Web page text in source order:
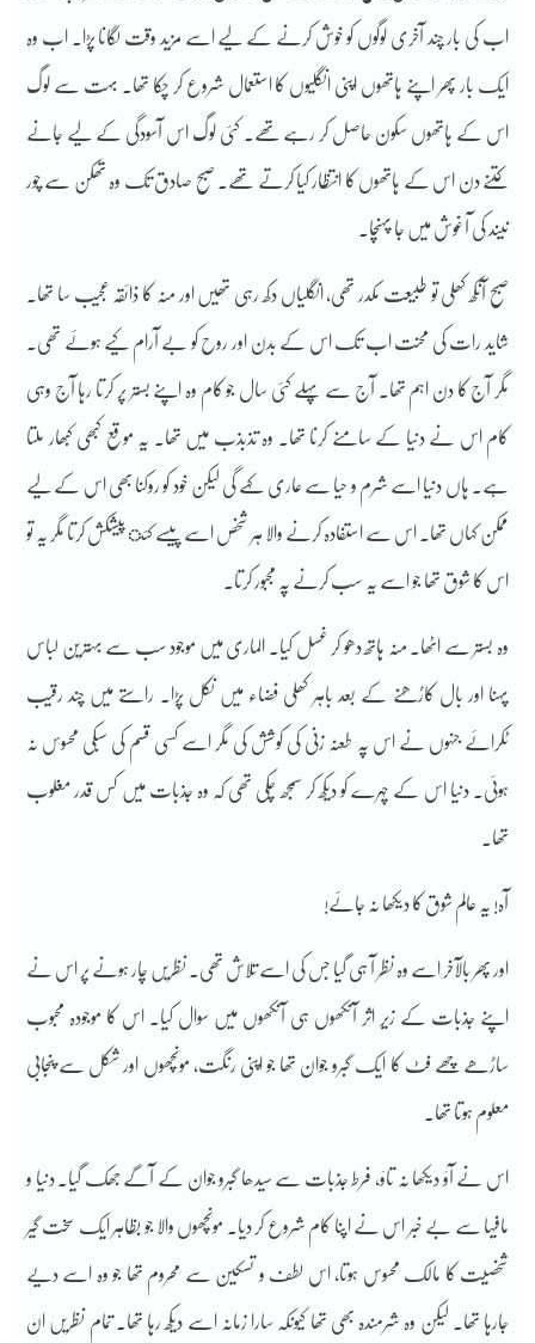
اب کی بار چند آخری لوگوں کو خوش کرنے کے لیے اسے مزید وقت لگانا پڑا۔ اب وہ
ایک بار پھر اپنے ہاتھوں اپنی انگلیوں کا استعمال شروع کر چکا تھا۔ بہت سے لوگ
اس کے ہاتھوں سکون حاصل کر رہے تھے۔ کئی لوگ اس آسودگی کے لیے جانے
کتنے دن اس کے ہاتھوں کا انتظار کیا کرتے تھے۔ صبح صادق تک وہ تھکن سے چور
نیند کی آغوش میں جا پہنچا۔
صبح آنکھ کھلی تو طبیعت مکدر تھی، انگلیاں دکھ رہی تھیں اور منہ کا ذائقہ عجیب سا تھا۔
شاید رات کی محنت اب تک اس کے بدن اور روح کو بے آرام کیے ہوئے تھی۔
مگر آج کا دن اہم تھا۔ آج سے پہلے کئی سال جو کام وہ اپنے بستر پر کرتا رہا آج وہی
کام اس نے دنیا کے سامنے کرنا تھا۔ وہ تذبذب میں تھا۔ یہ موقع کبھی کبھار ملتا
ہے۔ ہاں دنیا اسے شرم و حیا سے عاری کہے گی لیکن خود کو روکنا بھی اس کے لیے
ممکن کہاں تھا۔ اس سے استفادہ کرنے والا ہر شخص اسے پیسے کئ پیشکش کرتا مگر یہ تو
اس کا شوق تھا جو اسے یہ سب کرنے پہ مجبور کرتا۔
وہ بستر سے اٹھا۔ منہ ہاتھ دھو کر غسل کیا۔ الماری میں موجود سب سے بہترین لباس
پہنا اور بال کاڑھنے کے بعد باہر کھلی فضاء میں نکل پڑا۔ راستے میں چند رقیب
ٹکرائے جنہوں نے اس پہ طعنہ زنی کی کوشش کی مگر اسے کسی قسم کی سبکی محسوس نہ
ہوئی۔ دنیا اس کے چہرے کو دیکھ کر سمجھ چکی تھی کہ وہ جذبات میں کس قدر مغلوب
تھا۔
آہ! یہ عالم شوق کا دیکھا نہ جائے!
اور پھر بالآخر اسے وہ نظر آ ہی گیا جس کی اسے تلاش تھی۔ نظریں چار ہونے پر اس نے
اپنے جذبات کے زیر اثر آنکھوں ہی آنکھوں میں سوال کیا۔ اس کا موجودہ محبوب
ساڑھے چھے فٹ کا ایک گبرو جوان تھا جو اپنی رنگت، مونچھوں اور شکل سے پنجابی
معلوم ہوتا تھا۔
اس نے آؤ دیکھا نہ تاؤ، فرط جذبات سے سیدھا گبرو جوان کے آگے جھک گیا۔ دنیا و
مافیہا سے بے خبر اس نے اپنا کام شروع کر دیا۔ مونچھوں والا جو بظاہر ایک سخت گیر
شخصیت کا مالک محسوس ہوتا، اس لطف و تسکین سے محروم تھا جو وہ اسے دیے
جارہا تھا۔ لیکن وہ شرمندہ بھی تھا کیونکہ سارا زمانہ اسے دیکھ رہا تھا۔ تمام نظریں ان